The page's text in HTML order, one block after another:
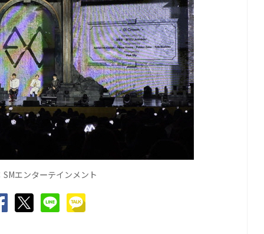
SMエンタ ーテインメント